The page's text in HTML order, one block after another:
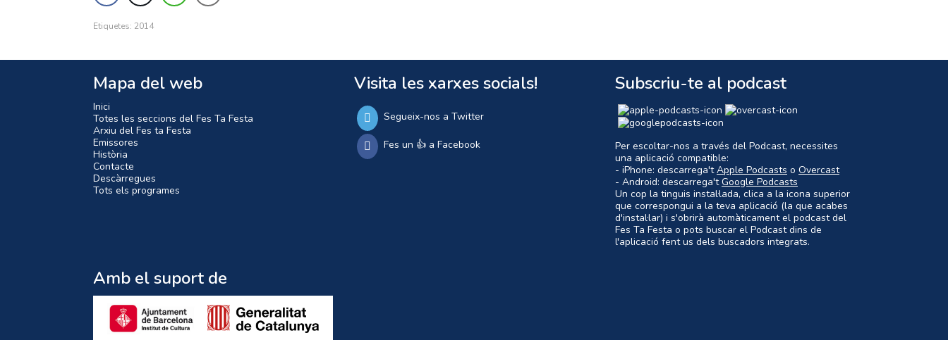
Etiquetes: 2014
Mapa del web
Inici
Totes les seccions del Fes Ta Festa
Arxiu del Fes ta Festa
Emissores
Història
Contacte
Descàrregues
Tots els programes
Visita les xarxes socials!
Segueix-nos a Twitter
Fes un 👍 a Facebook
Subscriu-te al podcast
Per escoltar-nos a través del Podcast, necessites
una aplicació compatible:
- iPhone: descarrega'tApple Podcasts o Overcast
- Android: descarrega'tGoogle Podcasts
Un cop la tinguis instal·lada, clica a la icona superior
que correspongui a la teva aplicació (la que acabes
d'instal·lar) i s'obrirà automàticament el podcast del
Fes Ta Festa o pots buscar el Podcast dins de
l'aplicació fent us dels buscadors integrats.
Amb el suport de